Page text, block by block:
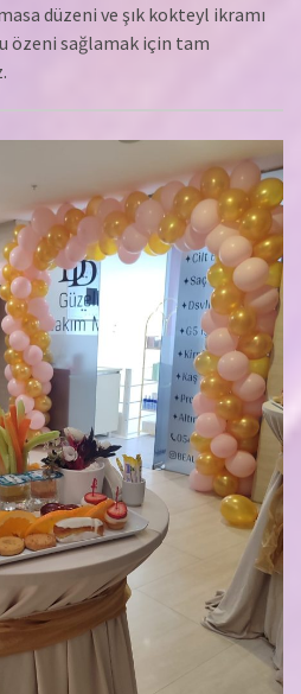
düzeni ve şık kokteyl ikramı
özeni sağlamak için tam